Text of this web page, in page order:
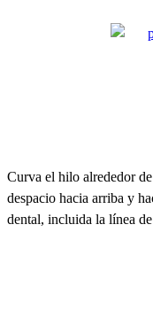
Curva el hilo alrededor
despacio hacia arriba y
dental, incluida la línea